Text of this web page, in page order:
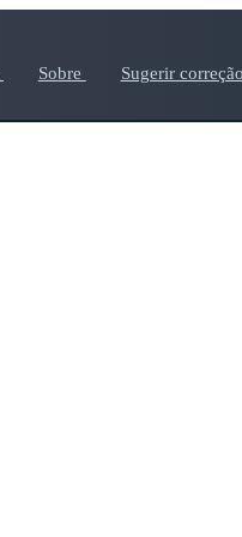
Sobre Sugerir